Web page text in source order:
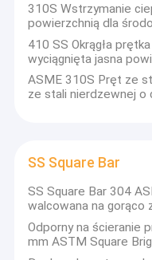
310S Wstrzymanie
powierzchnią dla
410 SS Okrągła
wyciągnięta jasna
ASME 310S Pręt ze
ze stali nierdzewnej o
SS Square Bar
SS Square Bar 304
walcowana na gorąco
Odporny na ścieranie
mm ASTM Square